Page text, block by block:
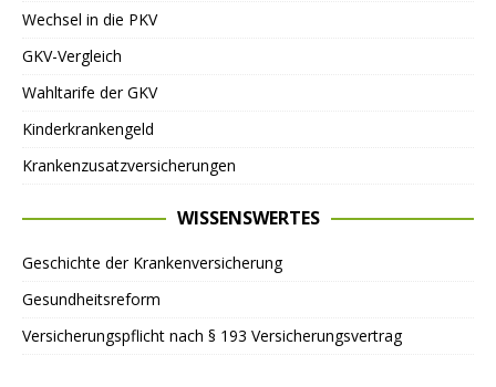
Wechsel in die PKV
GKV-Vergleich
Wahltarife der GKV
Kinderkrankengeld
Krankenzusatzversicherungen
WISSENSWERTES
Geschichte der Krankenversicherung
Gesundheitsreform
Versicherungspflicht nach § 193 Versicherungsvertrag